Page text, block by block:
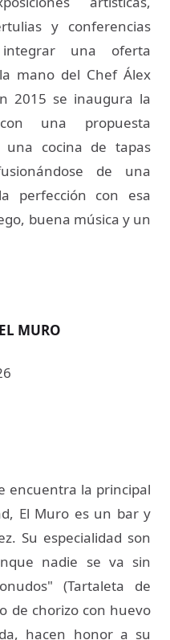
y conferencias
una oferta
mano del Chef Álex
2015 se inaugura la
una propuesta
una cocina de tapas
de una
perfección con esa
buena música y un
MURO
encuentra la principal
El Muro es un bar y
Su especialidad son
nadie se va sin
(Tartaleta de
de chorizo con huevo
hacen honor a su